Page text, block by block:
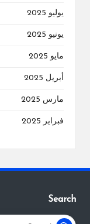
يوليو 2025
يونيو 2025
مايو 2025
أبريل 2025
مارس 2025
فبراير 2025
Search